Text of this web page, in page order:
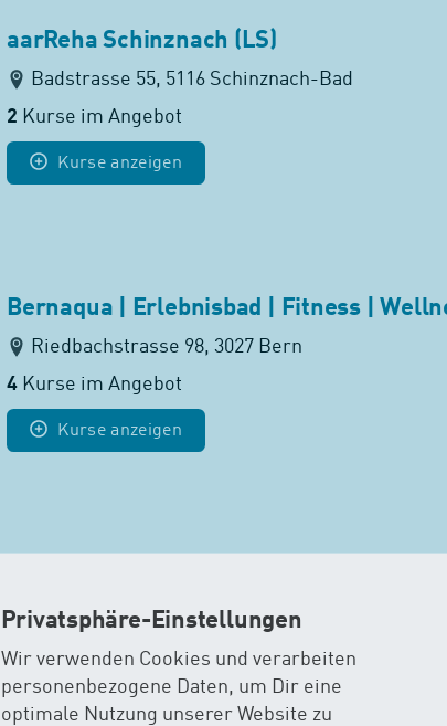
Privatsphäre-Einstellungen
Wir verwenden Cookies und verarbeiten
personenbezogene Daten, um Dir eine
optimale Nutzung unserer Website zu
aarReha Schinznach (LS)
Badstrasse 55, 5116 Schinznach-Bad
2 Kurse im Angebot
Kurse anzeigen
Bernaqua | Erlebnisbad | Fitness |
Riedbachstrasse 98, 3027 Bern
4 Kurse im Angebot
Kurse anzeigen
Kirchlindachstrasse 49, 3052 Zollikofen
5Kurse im Angebot
Kurse anzeigen